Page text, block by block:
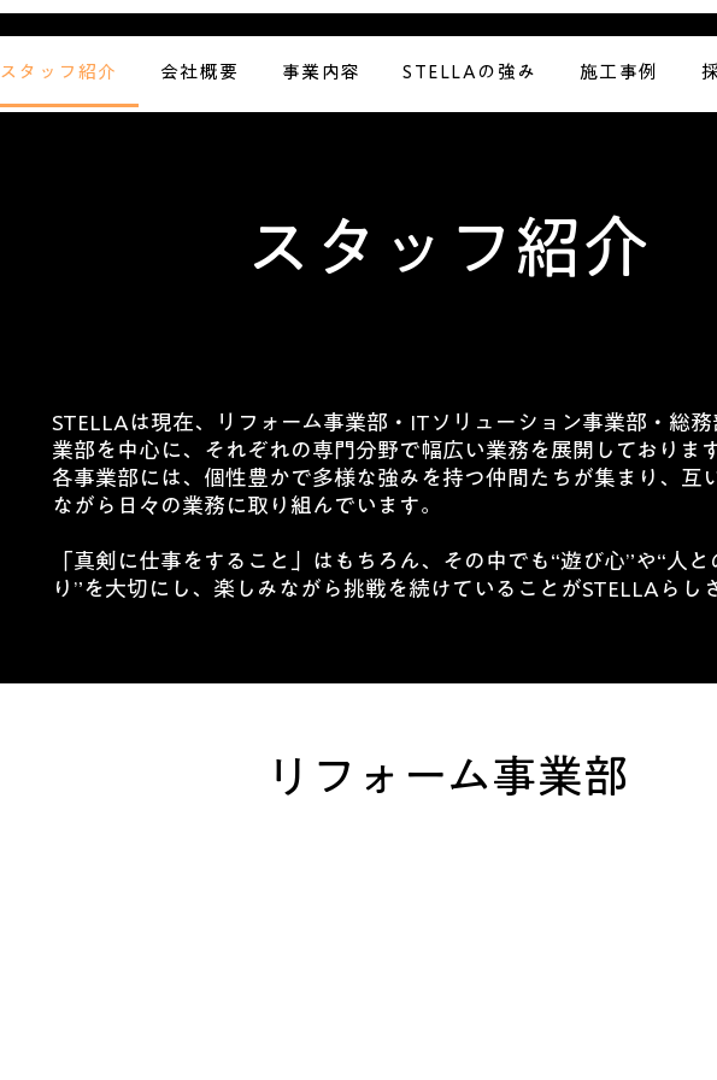
スタッフ紹介 会社概要 事業内容 STELLAの強み 施工事例
​スタッフ紹介
STELLAは現在、リフォーム事業部・ITソリューション事業部・総
業部を中心に、それぞれの専門分野で幅広い業務を展開しております
各事業部には、個性豊かで多様な強みを持つ仲間たちが集まり、互
ながら日々の業務に取り組んでいます。
「真剣に仕事をすること」はもちろん、その中でも“遊び心”や“人と
り”を大切にし、楽しみながら挑戦を続けていることがSTELLAらし
​リフォーム事業部